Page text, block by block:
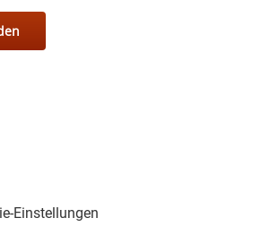
Einstellungen